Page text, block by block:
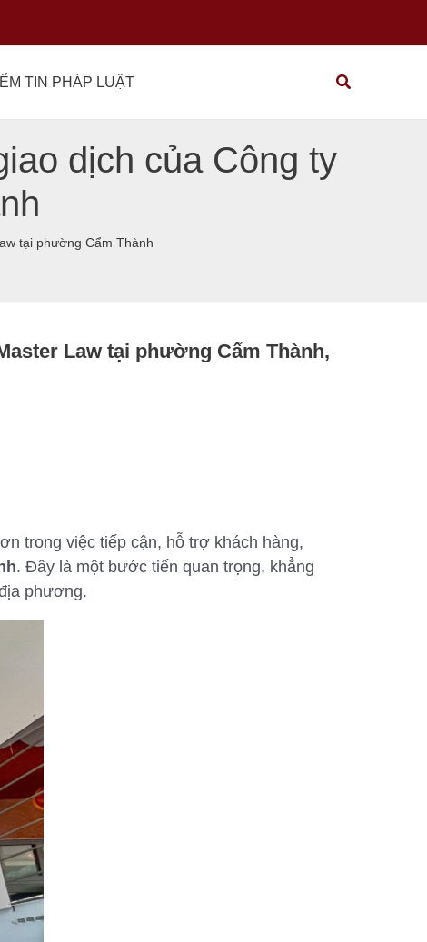
TIN PHÁP LUẬT
Tìm
dịch của Công ty
Law tại phường Cẩm Thành
Law tại phường Cẩm Thành,
trong việc tiếp cận, hỗ trợ khách hàng,
. Đây là một bước tiến quan trọng, khẳng
phương.